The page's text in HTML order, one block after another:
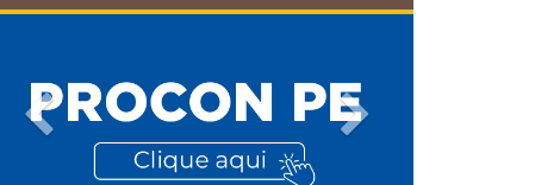
Previous